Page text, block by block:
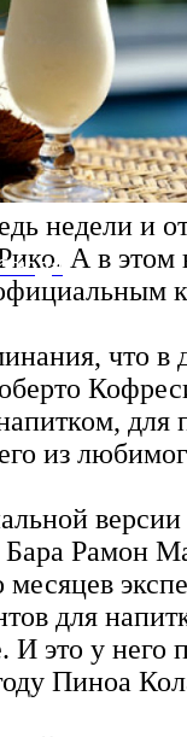
недели и
А в
что в
для
из
версии
Рамон
месяцев
для
И это у него
Пиноа